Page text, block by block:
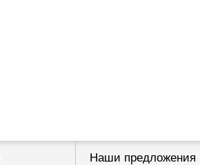
Наши предложения